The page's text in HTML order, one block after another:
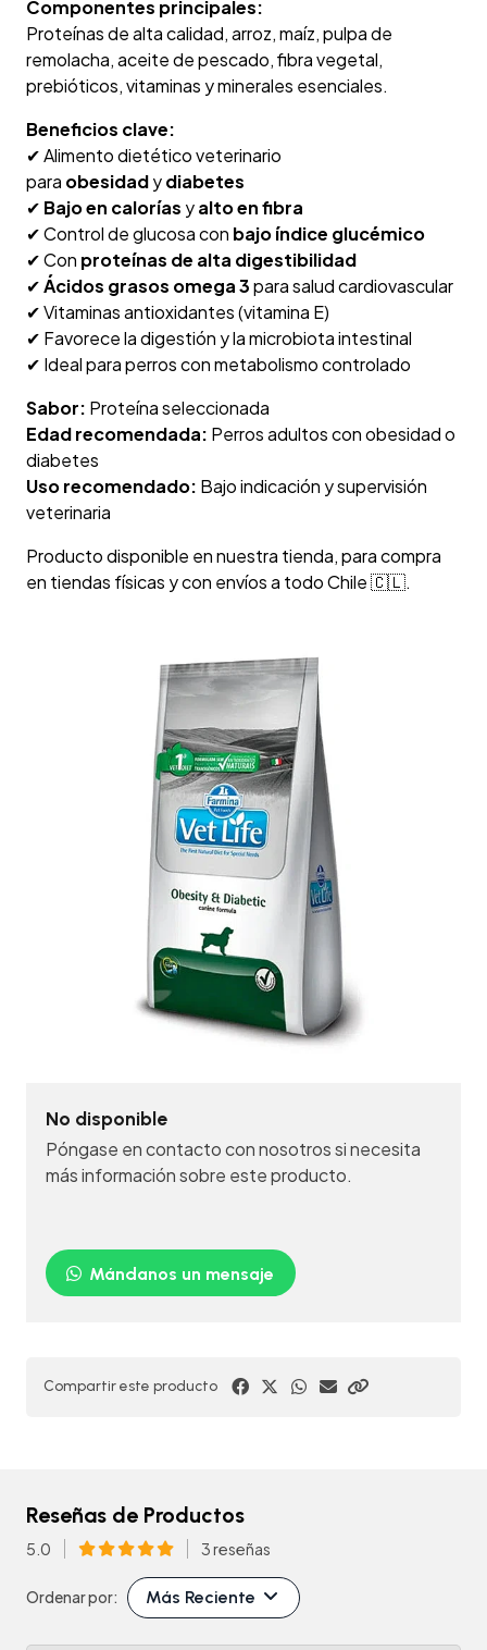
Componentes principales:
Proteínas de alta calidad, arroz, maíz, pulpa de
remolacha, aceite de pescado, fibra vegetal,
prebióticos, vitaminas y minerales esenciales.
Beneficios clave:
✔ Alimento dietético veterinario
para obesidadydiabetes
✔ Bajo en calorías yalto en fibra
✔ Control de glucosa con bajo índice glucémico
✔ Con proteínas de alta digestibilidad
✔Ácidos grasos omega 3para salud cardiovascular
✔ Vitaminas antioxidantes (vitamina E)
✔ Favorece la digestión y la microbiota intestinal
✔ Ideal para perros con metabolismo controlado
Sabor: Proteína seleccionada
Edad recomendada: Perros adultos con obesidad o
diabetes
Uso recomendado: Bajo indicación y supervisión
veterinaria
Producto disponible en nuestra tienda, para compra
en tiendas físicas y con envíos a todo Chile 🇨🇱.
No disponible
Póngase en contacto con nosotros si necesita
más información sobre este producto.
Mándanos un mensaje
Compartir este producto
Reseñas de Productos
5.0 3 reseñas
Ordenar por: Más Reciente